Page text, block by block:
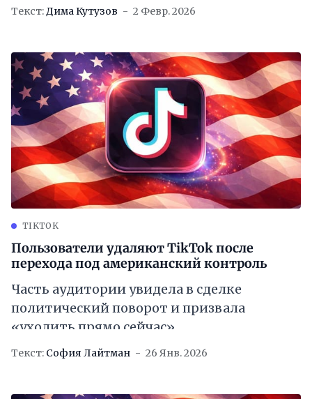
Текст:Дима Кутузов 2 Февр. 2026
TIKTOK
Пользователи удаляют TikTok после
перехода под американский контроль
Часть аудитории увидела в сделке
политический поворот и призвала
«уходить прямо сейчас»
Текст: София Лайтман 26 Янв. 2026